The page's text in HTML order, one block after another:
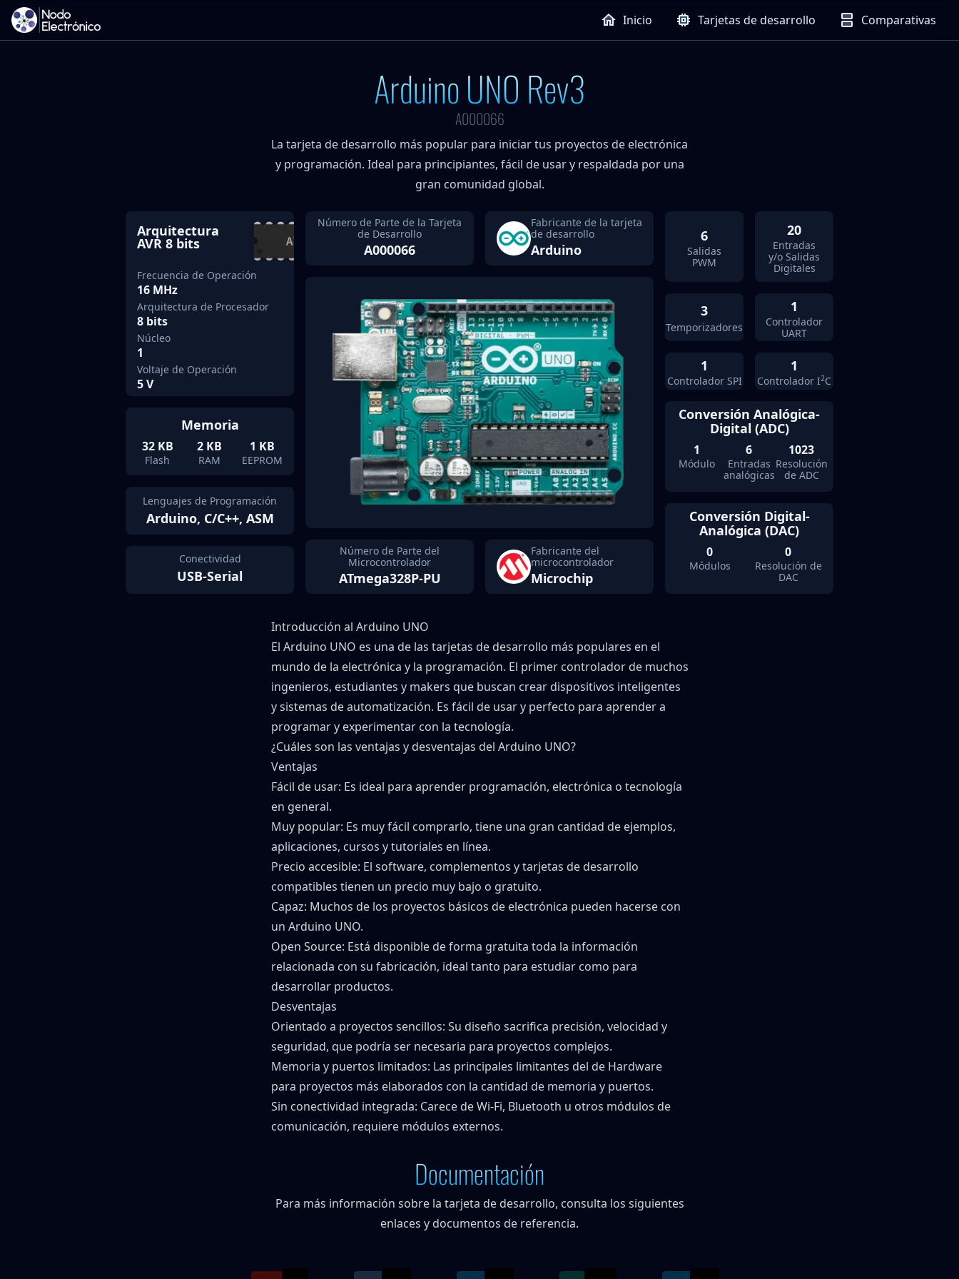
Inicio Tarjetas de desarrollo Comparativas
Arduino UNO Rev3
A000066
La tarjeta de desarrollo más popular para iniciar tus proyectos de electrónica
y programación. Ideal para principiantes, fácil de usar y respaldada por una
gran comunidad global.
Arquitectura
AVR 8 bits
Frecuencia de Operación
16 MHz
Arquitectura de Procesador
8 bits
Núcleo
1
Voltaje de Operación
5 V
Memoria
32 KB
Flash
2 KB
RAM
1 KB
EEPROM
Lenguajes de Programación
Arduino, C/C++, ASM
Conectividad
USB-Serial
Número de Parte de la Tarjeta
de Desarrollo
A000066
Fabricante de la tarjeta
de desarrollo
Arduino
Número de Parte del
Microcontrolador
ATmega328P-PU
Fabricante del
microcontrolador
Microchip
6
Salidas
PWM
20
Entradas
y/o Salidas
Digitales
3
Temporizadores
1
Controlador
UART
1
ControladorSPI
1
Controlador I2C
Conversión Analógica-
Digital (ADC)
1
Módulo
6
Entradas
analógicas
1023
Resolución
de ADC
Conversión Digital-
Analógica (DAC)
0
Módulos
0
Resolución de
DAC
Introducción al Arduino UNO
El Arduino UNO es una de las tarjetas de desarrollo más populares en el
mundo de la electrónica y la programación. El primer controlador de muchos
ingenieros, estudiantes y makers que buscan crear dispositivos inteligentes
y sistemas de automatización. Es fácil de usar y perfecto para aprender a
programar y experimentar con la tecnología.
¿Cuáles son las ventajas y desventajas del Arduino UNO?
Ventajas
Fácil de usar: Es ideal para aprender programación, electrónica o tecnología
en general.
Muy popular: Es muy fácil comprarlo, tiene una gran cantidad de ejemplos,
aplicaciones, cursos y tutoriales en línea.
Precio accesible: El software, complementos y tarjetas de desarrollo
compatibles tienen un precio muy bajo o gratuito.
Capaz: Muchos de los proyectos básicos de electrónica pueden hacerse con
un Arduino UNO.
Open Source: Está disponible de forma gratuita toda la información
relacionada con su fabricación, ideal tanto para estudiar como para
desarrollar productos.
Desventajas
Orientado a proyectos sencillos: Su diseño sacrifica precisión, velocidad y
seguridad, que podría ser necesaria para proyectos complejos.
Memoria y puertos limitados: Las principales limitantes del de Hardware
para proyectos más elaborados con la cantidad de memoria y puertos.
Sin conectividad integrada: Carece de Wi-Fi, Bluetooth u otros módulos de
comunicación, requiere módulos externos.
Documentación
Para más información sobre la tarjeta de desarrollo, consulta los siguientes
enlaces y documentos de referencia.